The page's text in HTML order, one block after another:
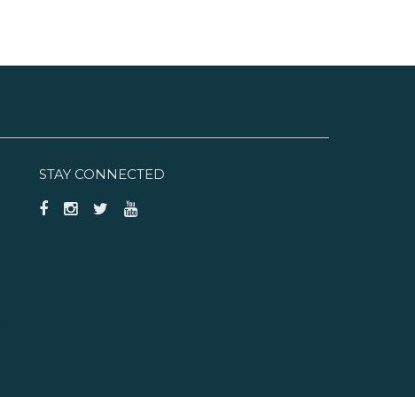
STAY CONNECTED